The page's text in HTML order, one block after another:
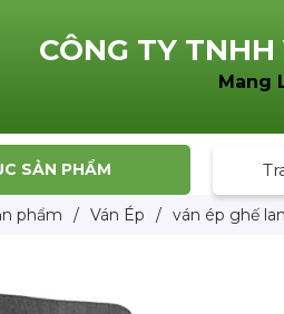
CÔNG TY TNHH
Mang
SẢN PHẨM
phẩm / Ván Ép / ván ép ghế